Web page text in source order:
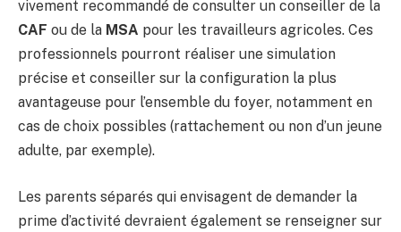
vivement recommandé de consulter un conseiller de la
CAF ou de la MSA pour les travailleurs agricoles. Ces
professionnels pourront réaliser une simulation
précise et conseiller sur la configuration la plus
avantageuse pour l’ensemble du foyer, notamment en
cas de choix possibles (rattachement ou non d’un jeune
adulte, par exemple).
Les parents séparés qui envisagent de demander la
prime d’activité devraient également se renseigner sur